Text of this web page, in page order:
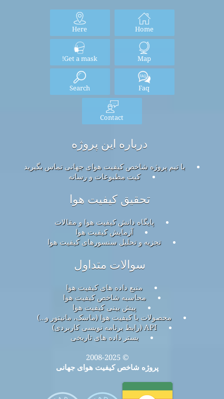
Home
Here
Map
Get a mask!
Faq
Search
Contact
درباره این پروژه
با تیم پروژه شاخص کیفیت هوای جهانی تماس بگیرید
کیت مطبوعات و رسانه
تحقیق کیفیت هوا
پایگاه دانش کیفیت هوا و مقالات
آزمایش کیفیت هوا
تجزیه و تحلیل سنسورهای کیفیت هوا
سوالات متداول
منبع داده های کیفیت هوا
محاسبه شاخص کیفیت هوا
پیش بینی کیفیت هوا
محصولات با کیفیت هوا (ماسک، مانیتور و…)
API (رابط برنامه نویسی کاربردی)
بستر داده های تاریخی
© 2008-2025
پروژه شاخص کیفیت هوای جهانی